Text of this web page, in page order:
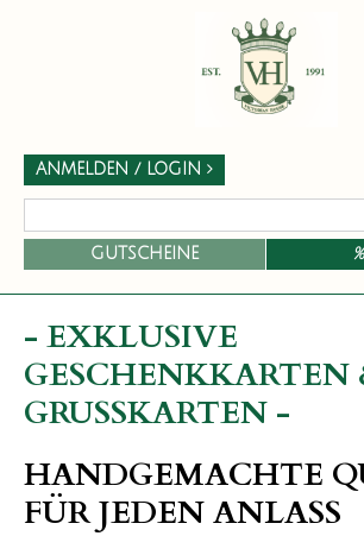
ANMELDEN / LOGIN
GUTSCHEINE
- EXKLUSIVE
GESCHENKKARTEN
GRUSSKARTEN -
HANDGEMACHTE
FÜR JEDEN ANLASS